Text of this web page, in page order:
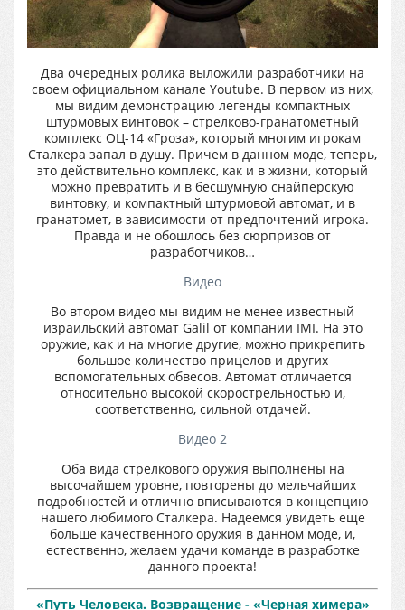
Два очередных ролика выложили разработчики на
своем официальном канале Youtube. В первом из них,
мы видим демонстрацию легенды компактных
штурмовых винтовок – стрелково-гранатометный
комплекс ОЦ-14 «Гроза», который многим игрокам
Сталкера запал в душу. Причем в данном моде, теперь,
это действительно комплекс, как и в жизни, который
можно превратить и в бесшумную снайперскую
винтовку, и компактный штурмовой автомат, и в
гранатомет, в зависимости от предпочтений игрока.
Правда и не обошлось без сюрпризов от
разработчиков…
Видео
Во втором видео мы видим не менее известный
израильский автомат Galil от компании IMI. На это
оружие, как и на многие другие, можно прикрепить
большое количество прицелов и других
вспомогательных обвесов. Автомат отличается
относительно высокой скорострельностью и,
соответственно, сильной отдачей.
Видео 2
Оба вида стрелкового оружия выполнены на
высочайшем уровне, повторены до мельчайших
подробностей и отлично вписываются в концепцию
нашего любимого Сталкера. Надеемся увидеть еще
больше качественного оружия в данном моде, и,
естественно, желаем удачи команде в разработке
данного проекта!
«Путь Человека. Возвращение - «Черная химера»